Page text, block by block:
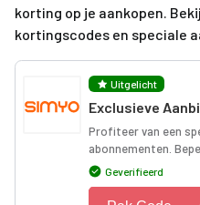
korting op je aankopen.
kortingscodes en speciale
Uitgelicht
Exclusieve
Profiteer van een
abonnementen.
Geverifieerd